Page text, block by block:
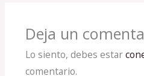
Deja un
Lo siento, debes estar
comentario.